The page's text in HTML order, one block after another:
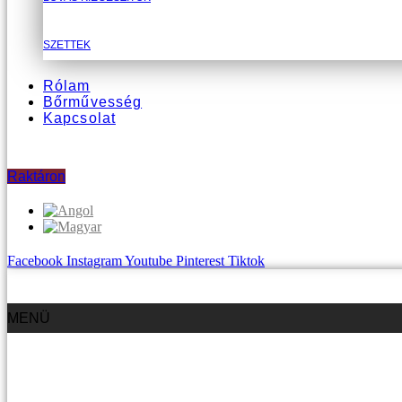
SZETTEK
Rólam
Bőrművesség
Kapcsolat
Raktáron
Facebook InstagramYoutube Pinterest Tiktok
MENÜ